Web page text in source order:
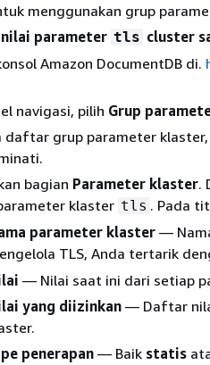
menggunakan grup
parameter tls cluster
Amazon DocumentDB di.
navigasi, pilih Grup
daftar grup parameter
bagian Parameter klaster.
klaster tls . Pada
parameter klaster —
TLS, Anda tertarik
— Nilai saat ini dari setiap
yang diizinkan — Daftar
penerapan— Baik statis